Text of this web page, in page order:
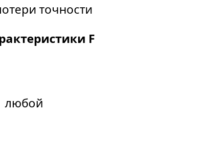
точности
F
любой